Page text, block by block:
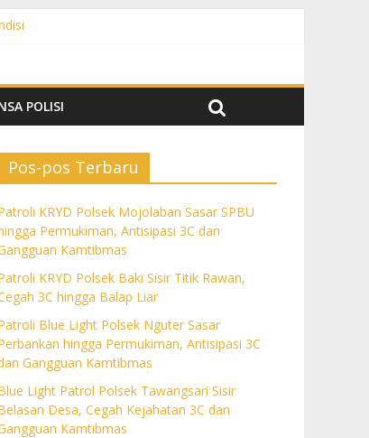
Kamtibmas
POLISI
Pos-pos Terbaru
KRYD Polsek Mojolaban Sasar SPBU
Permukiman, Antisipasi 3C dan
Kamtibmas
KRYD Polsek Baki Sisir Titik Rawan,
3C hingga Balap Liar
Blue Light Polsek Nguter Sasar
hingga Permukiman, Antisipasi 3C
Gangguan Kamtibmas
Light Patrol Polsek Tawangsari Sisir
Desa, Cegah Kejahatan 3C dan
Kamtibmas